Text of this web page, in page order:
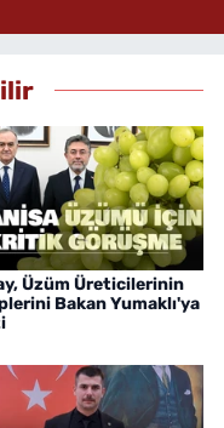
Üzüm Üreticilerinin
Bakan Yumaklı'ya